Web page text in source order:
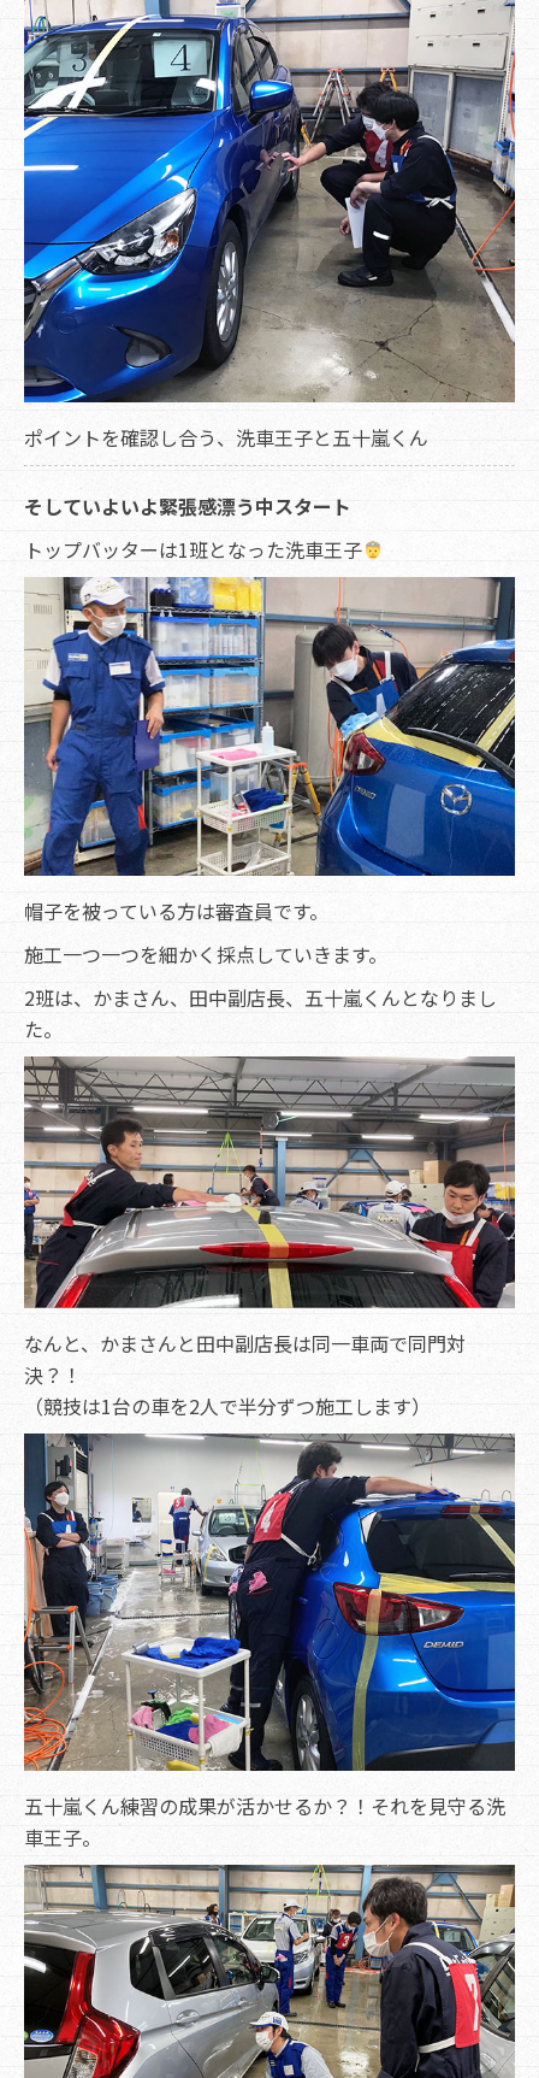
ポイントを確認し合う、洗車王子と五十嵐くん
そしていよいよ緊張感漂う中スタート
トップバッターは1班となった洗車王子
帽子を被っている方は審査員です。
施工一つ一つを細かく採点していきます。
2班は、かまさん、田中副店長、五十嵐くんとなりまし
た。
なんと、かまさんと田中副店長は同一車両で同門対
決？！
（競技は1台の車を2人で半分ずつ施工します）
五十嵐くん練習の成果が活かせるか？！それを見守る洗
車王子。